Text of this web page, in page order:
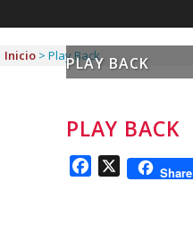
PLAY BACK
Inicio > Play Back
PLAY BACK
Facebook
X Share